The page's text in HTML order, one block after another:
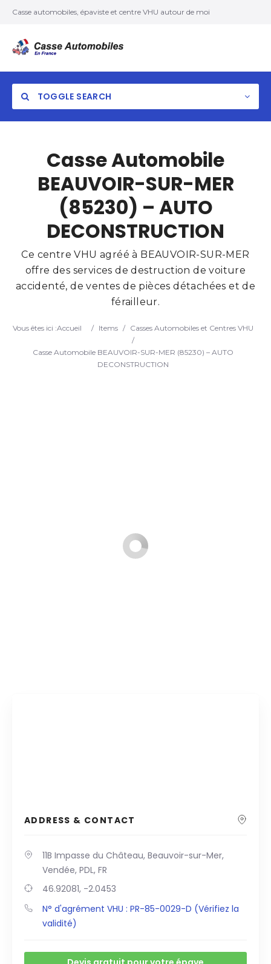
Casse automobiles, épaviste et centre VHU autour de moi
TOGGLE SEARCH
Search
Casse Automobile
BEAUVOIR-SUR-MER
(85230) – AUTO
DECONSTRUCTION
Ce centre VHU agréé à BEAUVOIR-SUR-MER
offre des services de destruction de voiture
accidenté, de ventes de pièces détachées et de
férailleur.
Vous êtes ici :Accueil / Items / Casses Automobiles et Centres VHU
/
Casse Automobile BEAUVOIR-SUR-MER (85230) – AUTO
DECONSTRUCTION
ADDRESS & CONTACT
11B Impasse du Château, Beauvoir-sur-Mer,
Vendée, PDL, FR
46.92081, -2.0453
N° d'agrément VHU : PR-85-0029-D (Vérifiez la
validité)